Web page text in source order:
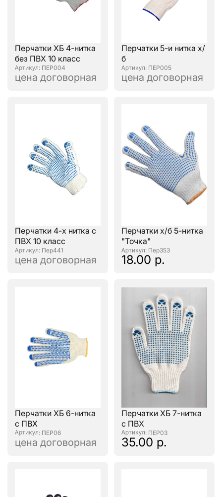
Перчатки ХБ 4-нитка
без ПВХ 10 класс
: ПЕР004
цена договорная
Перчатки 5-и нитка х/
б
: ПЕР005
цена договорная
Перчатки 4-х нитка с
ПВХ 10 класс
: Пер441
цена договорная
Перчатки х/б 5-нитка
"Точка"
: Пер353
18.00 р.
Перчатки ХБ 6-нитка
с ПВХ
: ПЕР06
цена договорная
Перчатки ХБ 7-нитка
с ПВХ
: ПЕР03
35.00 р.